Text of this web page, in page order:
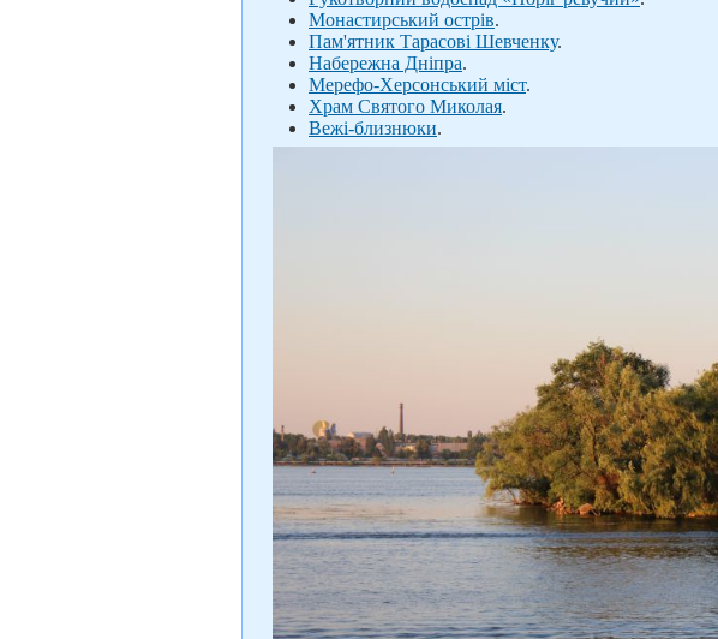
Монастирський острів.
Пам'ятник Тарасові Шевченку.
Набережна Дніпра.
Мерефо-Херсонський міст.
Храм Святого Миколая.
Вежі-близнюки.